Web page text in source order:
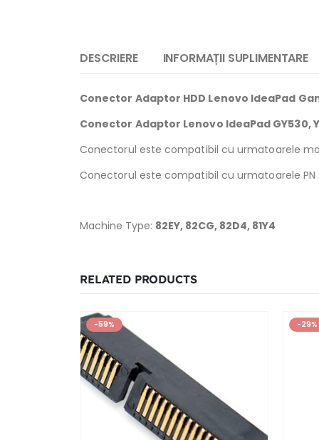
DESCRIERE INFORMAȚII SUPLIMENTARE
Conector Adaptor HDD Lenovo IdeaPad
Conector Adaptor Lenovo IdeaPad GY530,
Conectorul este compatibil cu urmatoarele
Conectorul este compatibil cu urmatoarele
Machine Type: 82EY, 82CG, 82D4, 81Y4
RELATED PRODUCTS
-59% -29%